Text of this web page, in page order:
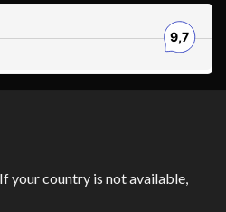
your country is not available,